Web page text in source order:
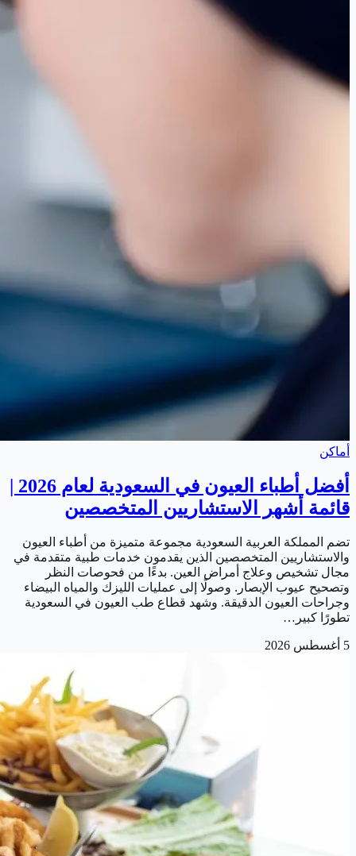
أماكن
أفضل أطباء العيون في السعودية لعام 2026 |
قائمة أشهر الاستشاريين المتخصصين
تضم المملكة العربية السعودية مجموعة متميزة من أطباء العيون
والاستشاريين المتخصصين الذين يقدمون خدمات طبية متقدمة في
مجال تشخيص وعلاج أمراض العين. بدءًا من فحوصات النظر
وتصحيح عيوب الإبصار. وصولًا إلى عمليات الليزك والمياه البيضاء
وجراحات العيون الدقيقة. وشهد قطاع طب العيون في السعودية
تطورًا كبير…
5 أغسطس 2026